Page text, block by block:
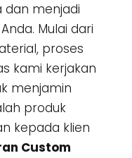
dan menjadi
Mulai dari
proses
kami kerjakan
menjamin
produk
kepada klien
Custom